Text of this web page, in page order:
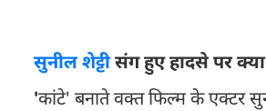
सुनील शेट्टीसंग हुए हादसे पर
'कांटे' बनाते वक्त फिल्म के एक्टर